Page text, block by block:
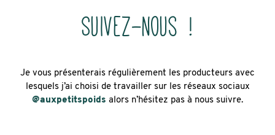
Suivez-nous !
Je vous présenterais régulièrement les producteurs avec
lesquels j’ai choisi de travailler sur les réseaux sociaux
@auxpetitspoids alors n’hésitez pas à nous suivre.